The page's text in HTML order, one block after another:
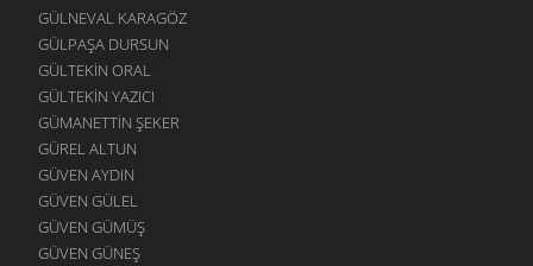
GÜLNEVAL KARAGÖZ
GÜLPAŞA DURSUN
GÜLTEKIN ORAL
GÜLTEKIN YAZICI
GÜMANETTIN ŞEKER
GÜREL ALTUN
GÜVEN AYDIN
GÜVEN GÜLEL
GÜVEN GÜMÜŞ
GÜVEN GÜNEŞ